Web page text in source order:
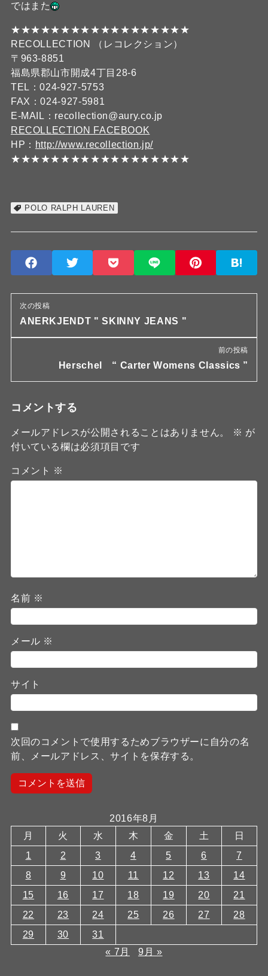
ではまた
★★★★★★★★★★★★★★★★★★
RECOLLECTION （レコレクション）
〒963-8851
福島県郡山市開成4丁目28-6
TEL：024-927-5753
FAX：024-927-5981
E-MAIL：recollection@aury.co.jp
RECOLLECTION FACEBOOK
HP： http://www.recollection.jp/
★★★★★★★★★★★★★★★★★★
POLO RALPH LAUREN
次の投稿
ANERKJENDT " SKINNY JEANS "
前の投稿
Herschel “ Carter Womens Classics ”
コメントする
メールアドレスが公開されることはありません。 ※ が
付いている欄は必須項目です
コメント ※
名前 ※
メール ※
サイト
次回のコメントで使用するためブラウザーに自分の名
前、メールアドレス、サイトを保存する。
2016年8月
月
火 水 木 金 土
日
1
2 3 4 5 6
7
8
9 10 11 12 13
14
15
16 17 18 19 20
21
22
23 24 25 26 27
28
29
30
31
« 7月
9月 »